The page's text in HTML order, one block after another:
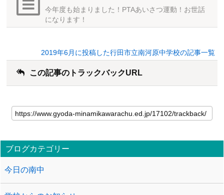
今年度も始まりました！PTAあいさつ運動！お世話
になります！
2019年6月に投稿した行田市立南河原中学校の記事一覧
この記事のトラックバックURL
ブログカテゴリー
今日の南中